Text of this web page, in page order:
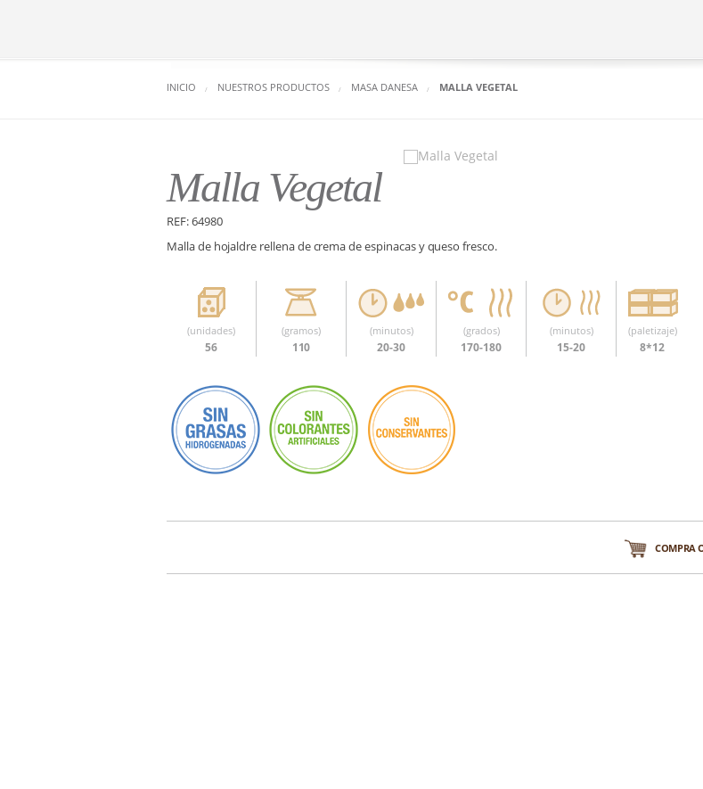
INICIO NUESTROS PRODUCTOS MASA DANESA MALLA VEGETAL
Malla Vegetal
REF: 64980
Malla de hojaldre rellena de crema de espinacas y queso fresco.
(unidades)
56
(gramos)
110
(minutos)
20-30
(grados)
170-180
(minutos)
15-20
(paletizaje)
8*12
COMPRA